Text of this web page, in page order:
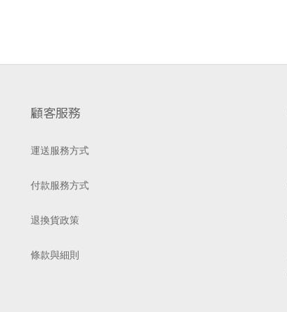
顧客服務
運送服務方式
付款服務方式
退換貨政策
條款與細則